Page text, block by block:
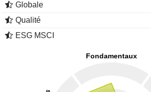
Globale
Qualité
ESG MSCI